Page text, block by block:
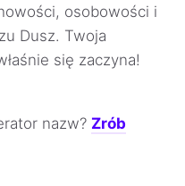
osobowości i
Dusz. Twoja
się zaczyna!
nazw? Zrób